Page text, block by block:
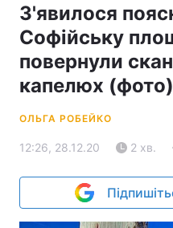
З'явилося
Софійську
повернули
капелюх (фото)
ОЛЬГА РОБЕЙКО
12:26, 28.12.20 2 хв.